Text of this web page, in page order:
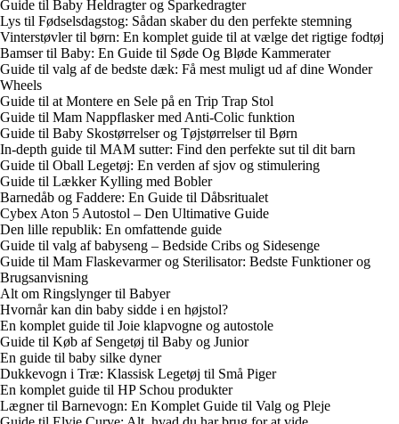
Guide til Baby Heldragter og Sparkedragter
Lys til Fødselsdagstog: Sådan skaber du den perfekte stemning
Vinterstøvler til børn: En komplet guide til at vælge det rigtige fodtøj
Bamser til Baby: En Guide til Søde Og Bløde Kammerater
Guide til valg af de bedste dæk: Få mest muligt ud af dine Wonder
Wheels
Guide til at Montere en Sele på en Trip Trap Stol
Guide til Mam Nappflasker med Anti-Colic funktion
Guide til Baby Skostørrelser og Tøjstørrelser til Børn
In-depth guide til MAM sutter: Find den perfekte sut til dit barn
Guide til Oball Legetøj: En verden af sjov og stimulering
Guide til Lækker Kylling med Bobler
Barnedåb og Faddere: En Guide til Dåbsritualet
Cybex Aton 5 Autostol – Den Ultimative Guide
Den lille republik: En omfattende guide
Guide til valg af babyseng – Bedside Cribs og Sidesenge
Guide til Mam Flaskevarmer og Sterilisator: Bedste Funktioner og
Brugsanvisning
Alt om Ringslynger til Babyer
Hvornår kan din baby sidde i en højstol?
En komplet guide til Joie klapvogne og autostole
Guide til Køb af Sengetøj til Baby og Junior
En guide til baby silke dyner
Dukkevogn i Træ: Klassisk Legetøj til Små Piger
En komplet guide til HP Schou produkter
Lægner til Barnevogn: En Komplet Guide til Valg og Pleje